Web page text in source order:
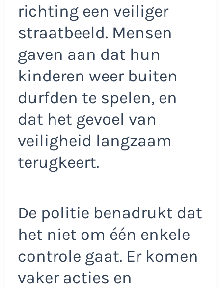
richting een veiliger
straatbeeld. Mensen
gaven aan dat hun
kinderen weer buiten
durfden te spelen, en
dat het gevoel van
veiligheid langzaam
terugkeert.
De politie benadrukt dat
het niet om één enkele
controle gaat. Er komen
vaker acties en